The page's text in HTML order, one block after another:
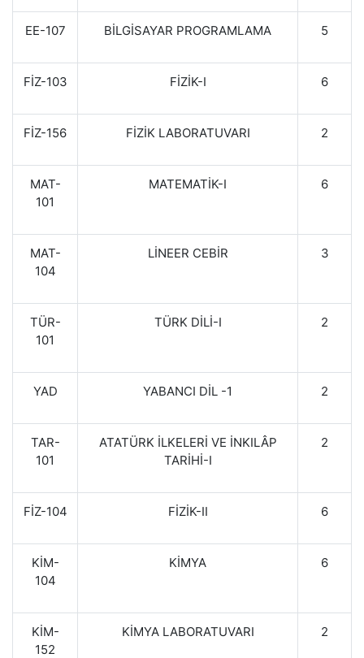
EE-107 BİLGİSAYAR PROGRAMLAMA 5
FİZ-103 FİZİK-I 6
FİZ-156 FİZİK LABORATUVARI 2
MAT-
101
MATEMATİK-I 6
MAT-
104
LİNEER CEBİR 3
TÜR-
101
TÜRK DİLİ-I 2
YAD YABANCI DİL -1 2
TAR-
101
ATATÜRK İLKELERİ VE İNKILÂP
TARİHİ-I
2
FİZ-104 FİZİK-II 6
KİM-
104
KİMYA 6
KİM-
152
KİMYA LABORATUVARI 2